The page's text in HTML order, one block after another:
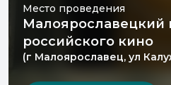
Место проведения
Малоярославецкий
российского кино
(г Малоярославец, ул